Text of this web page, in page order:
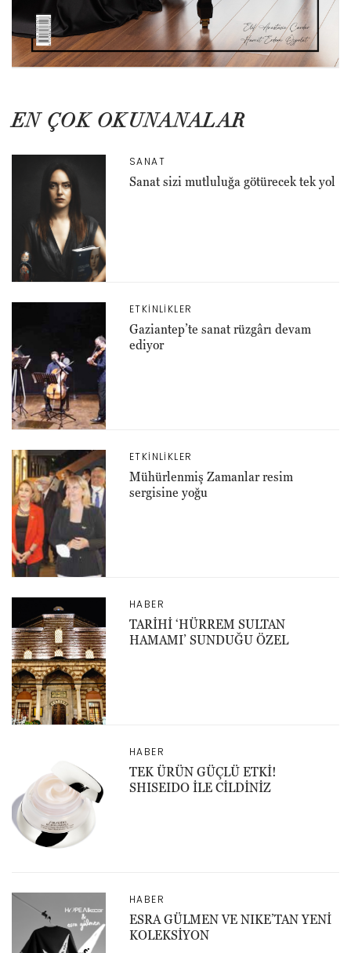
EN ÇOK OKUNANALAR
SANAT
Sanat sizi mutluluğa götürecek tek yol
ETKINLIKLER
Gaziantep’te sanat rüzgârı devam
ediyor
ETKINLIKLER
Mühürlenmiş Zamanlar resim
sergisine yoğu
HABER
TARİHİ ‘HÜRREM SULTAN
HAMAMI’ SUNDUĞU ÖZEL
HABER
TEK ÜRÜN GÜÇLÜ ETKİ!
SHISEIDO İLE CİLDİNİZ
HABER
ESRA GÜLMEN VE NIKE’TAN YENİ
KOLEKSİYON